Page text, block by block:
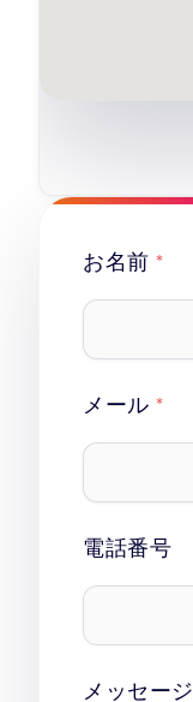
お名前 *
メール *
電話番号
メッセージ